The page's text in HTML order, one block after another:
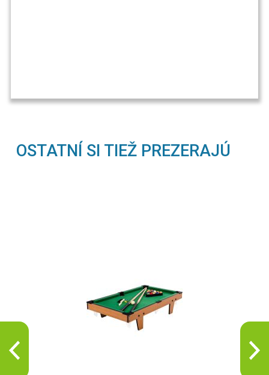
OSTATNÍ SI TIEŽ PREZERAJÚ